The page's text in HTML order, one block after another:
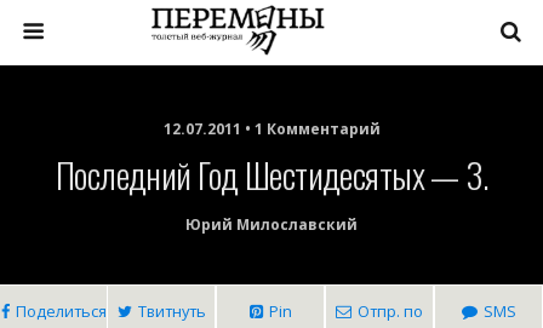
12.07.2011 • 1 Комментарий
Последний Год Шестидесятых — 3.
Юрий Милославский
Поделиться Твитнуть Pin
Отпр. по
SMS